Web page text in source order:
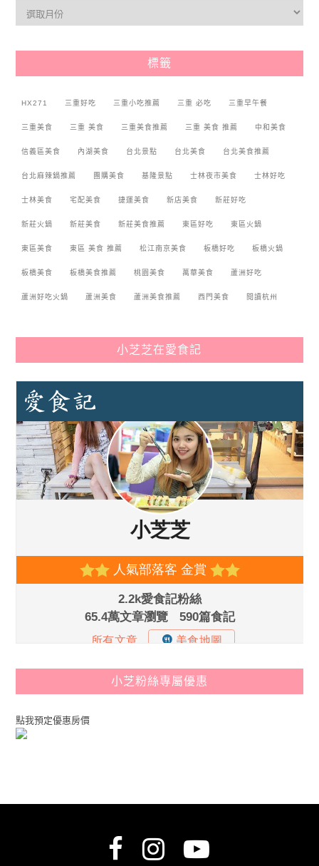
標籤
HX271 三重好吃 三重小吃推薦 三重 必吃 三重早午餐
三重美食 三重 美食 三重美食推薦 三重 美食 推薦 中和美食
信義區美食 內湖美食 台北景點 台北美食 台北美食推薦
台北麻辣鍋推薦 團購美食 基隆景點 士林夜市美食 士林好吃
士林美食 宅配美食 捷運美食 新店美食 新莊好吃
新莊火鍋 新莊美食 新莊美食推薦 東區好吃 東區火鍋
東區美食 東區 美食 推薦 松江南京美食 板橋好吃 板橋火鍋
板橋美食 板橋美食推薦 桃園美食 萬華美食 蘆洲好吃
蘆洲好吃火鍋 蘆洲美食 蘆洲美食推薦 西門美食 閱讀杭州
小芝芝在愛食記
小芝粉絲專屬優惠
點我預定優惠房價